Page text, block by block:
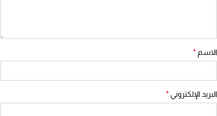
الاسم *
البريد الإلكتروني *